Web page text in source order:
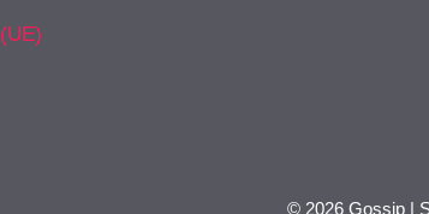
© 2026 Gossip |